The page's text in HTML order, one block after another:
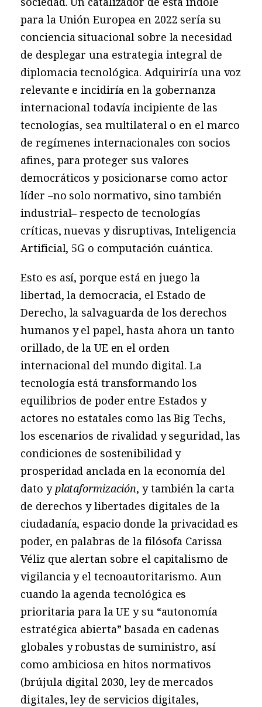
para la Unión Europea en 2022 sería su
conciencia situacional sobre la necesidad
de desplegar una estrategia integral de
diplomacia tecnológica. Adquiriría una voz
relevante e incidiría en la gobernanza
internacional todavía incipiente de las
tecnologías, sea multilateral o en el marco
de regímenes internacionales con socios
afines, para proteger sus valores
democráticos y posicionarse como actor
líder –no solo normativo, sino también
industrial– respecto de tecnologías
críticas, nuevas y disruptivas, Inteligencia
Artificial, 5G o computación cuántica.
Esto es así, porque está en juego la
libertad, la democracia, el Estado de
Derecho, la salvaguarda de los derechos
humanos y el papel, hasta ahora un tanto
orillado, de la UE en el orden
internacional del mundo digital. La
tecnología está transformando los
equilibrios de poder entre Estados y
actores no estatales como las Big Techs,
los escenarios de rivalidad y seguridad, las
condiciones de sostenibilidad y
prosperidad anclada en la economía del
dato y plataformización, y también la carta
de derechos y libertades digitales de la
ciudadanía, espacio donde la privacidad es
poder, en palabras de la filósofa Carissa
Véliz que alertan sobre el capitalismo de
vigilancia y el tecnoautoritarismo. Aun
cuando la agenda tecnológica es
prioritaria para la UE y su “autonomía
estratégica abierta” basada en cadenas
globales y robustas de suministro, así
como ambiciosa en hitos normativos
(brújula digital 2030, ley de mercados
digitales, ley de servicios digitales,